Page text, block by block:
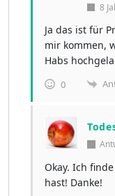
8
Ja das ist für
mir kommen,
Habs
0
Okay. Ich
hast! Danke!